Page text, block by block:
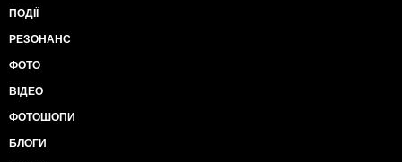
ПОДІЇ
РЕЗОНАНС
ФОТО
ВІДЕО
ФОТОШОПИ
БЛОГИ